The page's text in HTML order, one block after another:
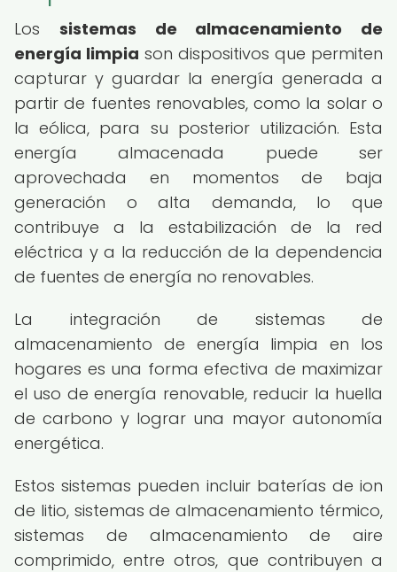
Los sistemas de almacenamiento de
energía limpia son dispositivos que permiten
capturar y guardar la energía generada a
partir de fuentes renovables, como la solar o
la eólica, para su posterior utilización. Esta
energía almacenada puede ser
aprovechada en momentos de baja
generación o alta demanda, lo que
contribuye a la estabilización de la red
eléctrica y a la reducción de la dependencia
de fuentes de energía no renovables.
La integración de sistemas de
almacenamiento de energía limpia en los
hogares es una forma efectiva de maximizar
el uso de energía renovable, reducir la huella
de carbono y lograr una mayor autonomía
energética.
Estos sistemas pueden incluir baterías de ion
de litio, sistemas de almacenamiento térmico,
sistemas de almacenamiento de aire
comprimido, entre otros, que contribuyen a